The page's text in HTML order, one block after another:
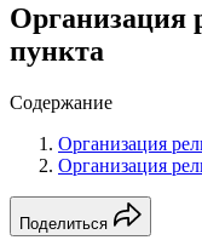
Организация
пункта
Содержание
Организация
Организация
Поделиться